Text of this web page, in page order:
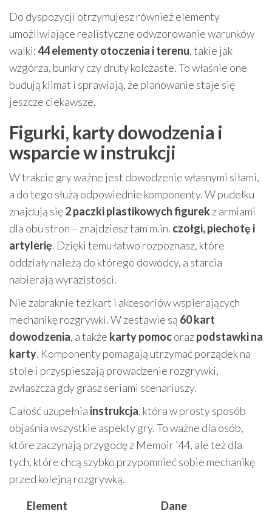
Do dyspozycji otrzymujesz również elementy
umożliwiające realistyczne odwzorowanie warunków
walki:44 elementy otoczenia i terenu, takie jak
wzgórza, bunkry czy druty kolczaste. To właśnie one
budują klimat i sprawiają, że planowanie staje się
jeszcze ciekawsze.
Figurki, karty dowodzenia i
wsparcie w instrukcji
W trakcie gry ważne jest dowodzenie własnymi siłami,
a do tego służą odpowiednie komponenty. W pudełku
znajdują się2 paczki plastikowych figurekz armiami
dla obu stron – znajdziesz tam m.in. czołgi, piechotę i
artylerię. Dzięki temu łatwo rozpoznasz, które
oddziały należą do którego dowódcy, a starcia
nabierają wyrazistości.
Nie zabraknie też kart i akcesoriów wspierających
mechanikę rozgrywki. W zestawie są 60 kart
dowodzenia, a także karty pomocorazpodstawki na
karty. Komponenty pomagają utrzymać porządek na
stole i przyspieszają prowadzenie rozgrywki,
zwłaszcza gdy grasz seriami scenariuszy.
Całość uzupełnia instrukcja, która w prosty sposób
objaśnia wszystkie aspekty gry. To ważne dla osób,
które zaczynają przygodę z Memoir ’44, ale też dla
tych, które chcą szybko przypomnieć sobie mechanikę
przed kolejną rozgrywką.
Element
Dane